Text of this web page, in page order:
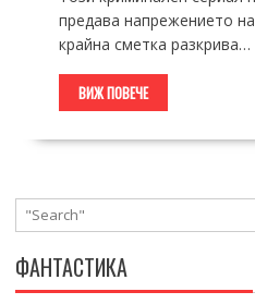
предава напрежението
крайна сметка разкрива…
ВИЖ ПОВЕЧЕ
ФАНТАСТИКА